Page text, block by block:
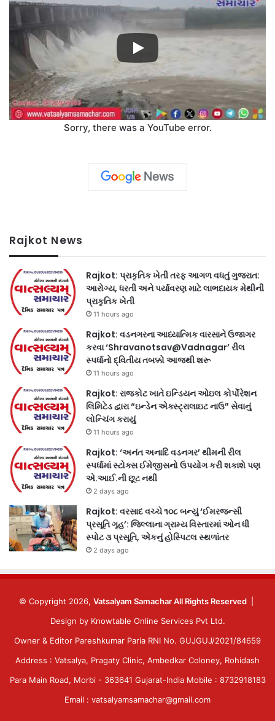
Sorry, there was a YouTube error.
Rajkot News
Rajkot: પ્રાકૃતિક ખેતી તરફ આગળ વધતું ગુજરાત:
આરોગ્ય, ધરતી અને પર્યાવરણ માટે લાભદાયક મેથીની
પ્રાકૃતિક ખેતી
11 hours ago
Rajkot: વડનગરના આધ્યાત્મિક વારસાને ઉજાગર
કરવા ‘Shravanotsav@Vadnagar’ રીલ
સ્પર્ધાનો દ્વિતીય તબક્કો આજથી શરૂ
11 hours ago
Rajkot: રાજકોટ ખાતે ઇન્ડિયન ઓઇલ કોર્પોરેશન
લિમિટેડ દ્વારા “ઇન્ડેન એક્સ્ટ્રાલાઇટ નાઉ” સેવાનું
લોન્ચિંગ કરાયું
11 hours ago
Rajkot: ‘અનંત અનાદિ વડનગર’ થીમની રીલ
સ્પર્ધામાં સ્ટોક્સ ઈમેજીસનો ઉપયોગ કરી શકાશે પણ
એ.આઈ.ની છૂટ નથી
2 days ago
Rajkot: વરસાદ વચ્ચે ૧૦૮ બન્યું ‘ઈમરજન્સી
પ્રસૂતિ ગૃહ’: જિલ્લાના ગ્રામ્ય વિસ્તારમાં ઓન ધી
સ્પોટ ૩ પ્રસૂતિ, એકનું હોસ્પિટલ સ્થળાંતર
2 days ago
© Copyright 2026, Vatsalyam Samachar All Rights Reserved
Design by Knowtable Online Services Pvt Ltd.
Owner & Editor Pareshkumar Paria RNI No. GUJGUJ/2021/84659
Address : Vatsalya, Pragaty Clinic, Ambedkar Coloney, Rohidash
Para Main Road, Morbi - 363641 Gujarat-India Mobile : 8732918183
Email : vatsalyamsamachar@gmail.com